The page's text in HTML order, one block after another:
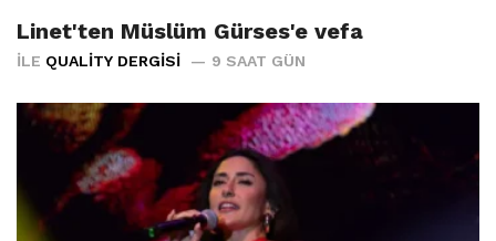
Linet'ten Müslüm Gürses'e vefa
İLE QUALITY DERGISI 9 SAAT GÜN